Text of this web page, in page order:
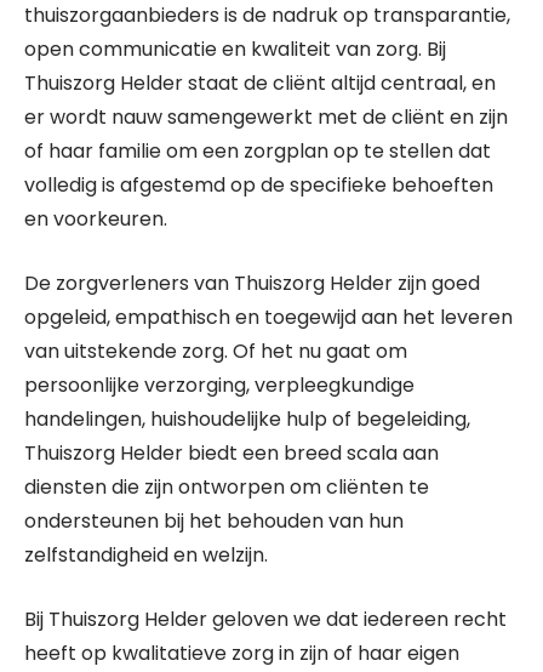
thuiszorgaanbieders is de nadruk op transparantie,
open communicatie en kwaliteit van zorg. Bij
Thuiszorg Helder staat de cliënt altijd centraal, en
er wordt nauw samengewerkt met de cliënt en zijn
of haar familie om een zorgplan op te stellen dat
volledig is afgestemd op de specifieke behoeften
en voorkeuren.
De zorgverleners van Thuiszorg Helder zijn goed
opgeleid, empathisch en toegewijd aan het leveren
van uitstekende zorg. Of het nu gaat om
persoonlijke verzorging, verpleegkundige
handelingen, huishoudelijke hulp of begeleiding,
Thuiszorg Helder biedt een breed scala aan
diensten die zijn ontworpen om cliënten te
ondersteunen bij het behouden van hun
zelfstandigheid en welzijn.
Bij Thuiszorg Helder geloven we dat iedereen recht
heeft op kwalitatieve zorg in zijn of haar eigen